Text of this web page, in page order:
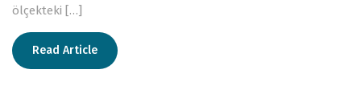
ölçekteki […]
Read Article